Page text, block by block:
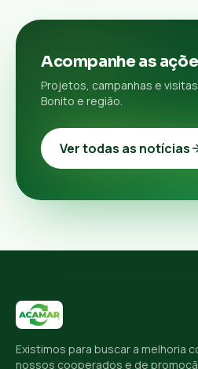
Acompanhe as
Projetos, campanhas e
Bonito e região.
Ver todas as notícias
Existimos para buscar a melhoria
nossos cooperados e de